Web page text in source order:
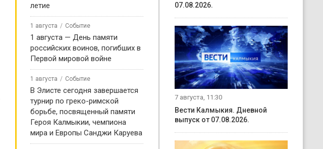
летие
1 августа Событие
1 августа — День памяти
российских воинов, погибших в
Первой мировой войне
1 августа Событие
В Элисте сегодня завершается
турнир по греко-римской
борьбе, посвященный памяти
Героя Калмыкии, чемпиона
мира и Европы Санджи Каруева
07.08.2026.
7 августа, 11:30
Вести Калмыкия. Дневной
выпуск от 07.08.2026.